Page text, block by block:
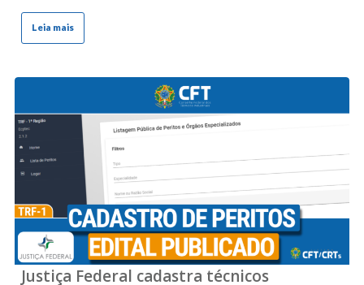
Leia mais
Justiça Federal cadastra técnicos